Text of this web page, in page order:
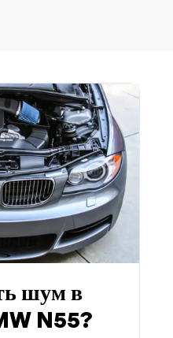
шум в
N55?